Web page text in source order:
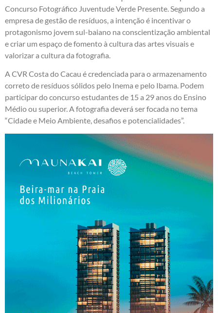
Concurso Fotográfico Juventude Verde Presente. Segundo a
empresa de gestão de resíduos, a intenção é incentivar o
protagonismo jovem sul-baiano na conscientização ambiental
e criar um espaço de fomento à cultura das artes visuais e
valorizar a cultura da fotografia.
A CVR Costa do Cacau é credenciada para o armazenamento
correto de resíduos sólidos pelo Inema e pelo Ibama. Podem
participar do concurso estudantes de 15 a 29 anos do Ensino
Médio ou superior. A fotografia deverá ser focada no tema
“Cidade e Meio Ambiente, desafios e potencialidades”.